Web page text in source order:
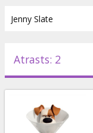
Pasākumi
Ziņas
Atrasts: 2